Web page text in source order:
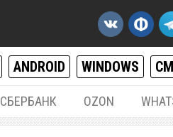
ANDROID WINDOWS
СБЕРБАНК OZON